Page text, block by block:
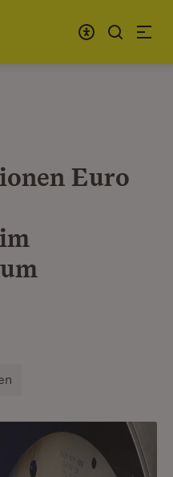
Euro